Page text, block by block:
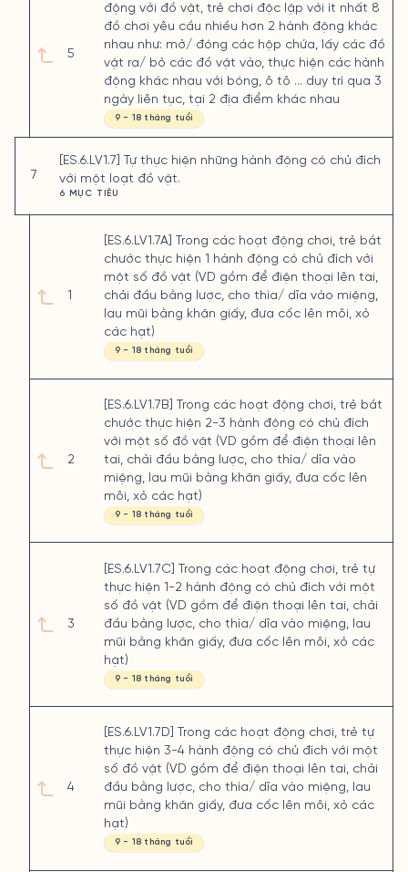
5
động với đồ vật, trẻ chơi độc lập với ít nhất 8
đồ chơi yêu cầu nhiều hơn 2 hành động khác
nhau như: mở/ đóng các hộp chứa, lấy các đồ
vật ra/ bỏ các đồ vật vào, thực hiện các hành
động khác nhau với bóng, ô tô ... duy trì qua 3
ngày liên tục, tại 2 địa điểm khác nhau
9 - 18 tháng tuổi
7
[ES.6.LV1.7] Tự thực hiện những hành động có chủ đích
với một loạt đồ vật.
6 MỤC TIÊU
1
2
3
4
[ES.6.LV1.7A] Trong các hoạt động chơi, trẻ bắt
chước thực hiện 1 hành động có chủ đích với
một số đồ vật (VD gồm để điện thoại lên tai,
chải đầu bằng lược, cho thìa/ dĩa vào miệng,
lau mũi bằng khăn giấy, đưa cốc lên môi, xỏ
các hạt)
9 - 18 tháng tuổi
[ES.6.LV1.7B] Trong các hoạt động chơi, trẻ bắt
chước thực hiện 2-3 hành động có chủ đích
với một số đồ vật (VD gồm để điện thoại lên
tai, chải đầu bằng lược, cho thìa/ dĩa vào
miệng, lau mũi bằng khăn giấy, đưa cốc lên
môi, xỏ các hạt)
9 - 18 tháng tuổi
[ES.6.LV1.7C] Trong các hoạt động chơi, trẻ tự
thực hiện 1-2 hành động có chủ đích với một
số đồ vật (VD gồm để điện thoại lên tai, chải
đầu bằng lược, cho thìa/ dĩa vào miệng, lau
mũi bằng khăn giấy, đưa cốc lên môi, xỏ các
hạt)
9 - 18 tháng tuổi
[ES.6.LV1.7D] Trong các hoạt động chơi, trẻ tự
thực hiện 3-4 hành động có chủ đích với một
số đồ vật (VD gồm để điện thoại lên tai, chải
đầu bằng lược, cho thìa/ dĩa vào miệng, lau
mũi bằng khăn giấy, đưa cốc lên môi, xỏ các
hạt)
9 - 18 tháng tuổi